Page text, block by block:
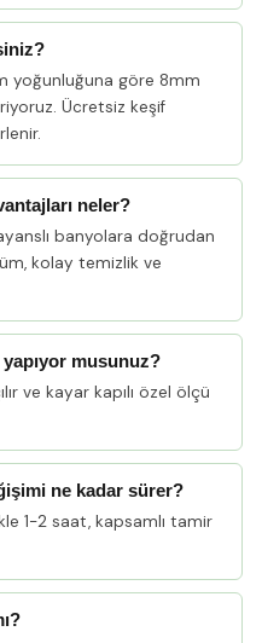
yoğunluğuna göre 8mm
Ücretsiz keşif
neler?
banyolara doğrudan
kolay temizlik ve
musunuz?
ve kayar kapılı özel ölçü
ne kadar sürer?
1-2 saat, kapsamlı tamir